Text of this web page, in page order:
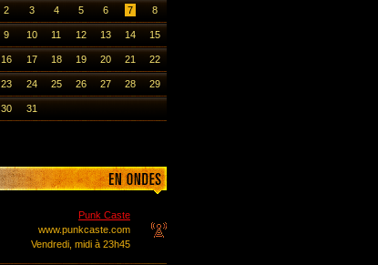
2 3 4 5 6 7 8
9 10 11 12 13 14 15
16 17 18 19 20 21 22
23 24 25 26 27 28 29
30 31
Punk Caste
www.punkcaste.com
Vendredi, midi à 23h45